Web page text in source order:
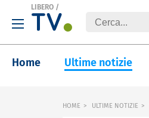
LIBERO /
Home Ultime notizie
HOME ULTIME NOTIZIE